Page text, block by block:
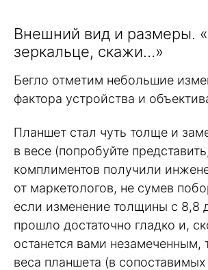
Внешний вид и размеры.
зеркальце, скажи…»
Бегло отметим небольшие
фактора устройства и
Планшет стал чуть толще и
в весе (попробуйте
комплиментов получили
от маркетологов, не сумев
если изменение толщины с 8,8
прошло достаточно гладко и,
останется вами незамеченным,
веса планшета (в сопоставимых